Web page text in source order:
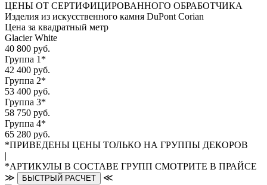
ЦЕНЫ ОТ СЕРТИФИЦИРОВАННОГО ОБРАБОТЧИКА
Изделия из искусственного камня DuPont Corian
Цена за квадратный метр
Glacier White
40 800 руб.
Группа 1*
42 400 руб.
Группа 2*
53 400 руб.
Группа 3*
58 750 руб.
Группа 4*
65 280 руб.
*ПРИВЕДЕНЫ ЦЕНЫ ТОЛЬКО НА ГРУППЫ ДЕКОРОВ
|
*АРТИКУЛЫ В СОСТАВЕ ГРУПП СМОТРИТЕ В ПРАЙСЕ
≫
БЫСТРЫЙ РАСЧЕТ ≪